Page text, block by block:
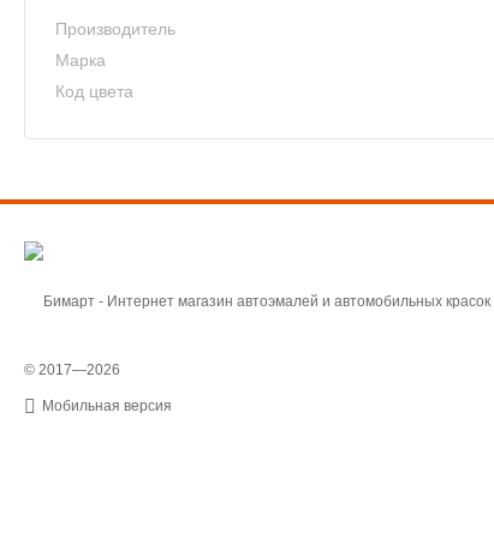
Производитель
Марка
Код цвета
© 2017—2026
Мобильная версия